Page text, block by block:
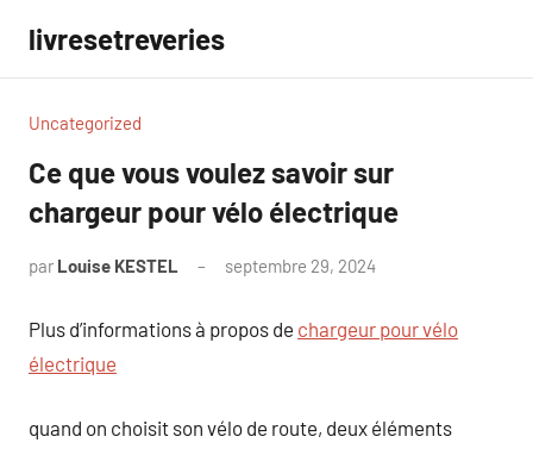
contenu
livresetreveries
Uncategorized
Ce que vous voulez savoir sur
chargeur pour vélo électrique
par Louise KESTEL septembre 29, 2024
Plus d’informations à propos de chargeur pour vélo
électrique
quand on choisit son vélo de route, deux éléments